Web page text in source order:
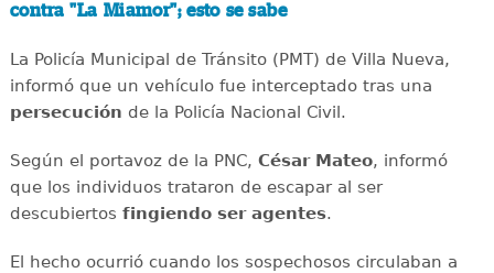
contra "La Miamor"; esto se sabe
La Policía Municipal de Tránsito (PMT) de Villa Nueva,
informó que un vehículo fue interceptado tras una
persecución de la Policía Nacional Civil.
Según el portavoz de la PNC, César Mateo, informó
que los individuos trataron de escapar al ser
descubiertos fingiendo ser agentes.
El hecho ocurrió cuando los sospechosos circulaban a